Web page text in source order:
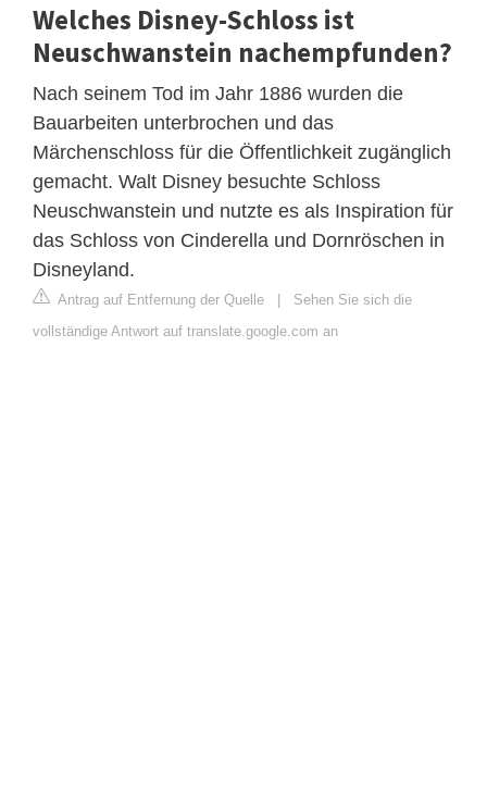
Welches Disney-Schloss ist
Neuschwanstein nachempfunden?
Nach seinem Tod im Jahr 1886 wurden die
Bauarbeiten unterbrochen und das
Märchenschloss für die Öffentlichkeit zugänglich
gemacht. Walt Disney besuchte Schloss
Neuschwanstein und nutzte es als Inspiration für
das Schloss von Cinderella und Dornröschen in
Disneyland.
Antrag auf Entfernung der Quelle | Sehen Sie sich die
vollständige Antwort auf translate.google.com an